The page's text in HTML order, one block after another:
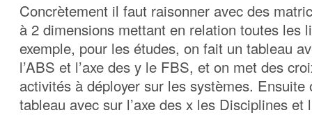
Concrètement il faut raisonner avec des
à 2 dimensions mettant en relation toutes les
exemple, pour les études, on fait un tableau
l’ABS et l’axe des y le FBS, et on met des
activités à déployer sur les systèmes. Ensuite
tableau avec sur l’axe des x les Disciplines et